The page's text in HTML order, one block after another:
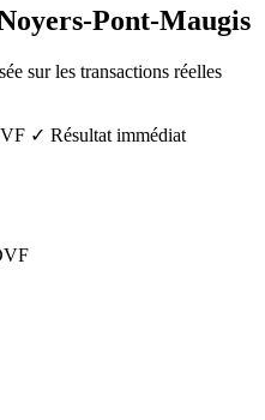
Pont-Maugis
sur les transactions réelles
✓ Résultat immédiat